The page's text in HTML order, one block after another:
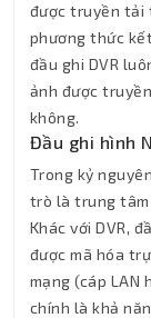
được truyền tải
phương thức
đầu ghi DVR
ảnh được
không.
Đầu ghi hình
Trong kỷ
trò là trung tâm
Khác với DVR,
được mã hóa
mạng (cáp LAN
chính là khả